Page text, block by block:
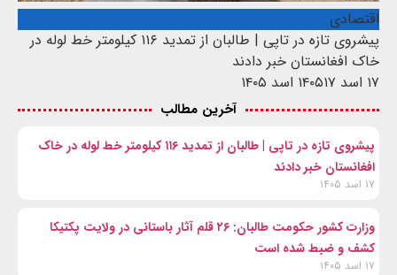
اقتصادی
پیشروی تازه در تاپی | طالبان از تمدید ۱۱۶ کیلومتر خط لوله در
خاک افغانستان خبر دادند
۱۷ اسد ۱۴۰۵
۱۷ اسد ۱۴۰۵
آخرین مطالب
پیشروی تازه در تاپی | طالبان از تمدید ۱۱۶ کیلومتر خط لوله در خاک
افغانستان خبر دادند
۱۷ اسد ۱۴۰۵
وزارت کشور حکومت طالبان: ۲۶ قلم آثار باستانی در ولایت پکتیکا
کشف و ضبط شده است
۱۷ اسد ۱۴۰۵